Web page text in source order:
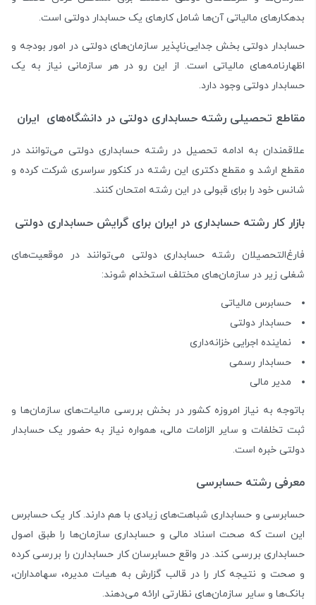
بدهکارهای مالیاتی آن‌ها شامل کارهای یک حسابدار دولتی است.
حسابدار دولتی بخش جدایی‌ناپذیر سازمان‌های دولتی در امور بودجه و
اظهارنامه‌های مالیاتی است. از این رو در هر سازمانی نیاز به یک
حسابدار دولتی وجود دارد.
مقاطع تحصیلی رشته حسابداری دولتی در دانشگاه‌های ایران
علاقمندان به ادامه تحصیل در رشته حسابداری دولتی می‌توانند در
مقطع ارشد و مقطع دکتری این رشته در کنکور سراسری شرکت کرده و
شانس خود را برای قبولی در این رشته امتحان کنند.
بازار کار رشته حسابداری در ایران برای گرایش حسابداری دولتی
فارغ‌التحصیلان رشته حسابداری دولتی می‌توانند در موقعیت‌های
شغلی زیر در سازمان‌های مختلف استخدام شوند:
حسابرس مالیاتی
حسابدار دولتی
نماینده اجرایی خزانه‌داری
حسابدار رسمی
مدیر مالی
باتوجه به نیاز امروزه کشور در بخش بررسی مالیات‌های سازمان‌ها و
ثبت تخلفات و سایر الزامات مالی، همواره نیاز به حضور یک حسابدار
دولتی خبره است.
معرفی رشته حسابرسی
حسابرسی و حسابداری شباهت‌های زیادی با هم دارند. کار یک حسابرس
این است که صحت اسناد مالی و حسابداری سازمان‌ها را طبق اصول
حسابداری بررسی کند. در واقع حسابرسان کار حسابدارن را بررسی کرده
و صحت و نتیجه کار را در قالب گزارش به هیات مدیره، سهامداران،
بانک‌ها و سایر سازمان‌های نظارتی ارائه می‌دهند.